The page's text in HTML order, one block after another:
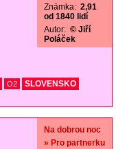
Známka: 2,91
od 1840 lidí
Autor: © Jiří
Poláček
O2
SLOVENSKO
Na dobrou noc
» Pro partnerku